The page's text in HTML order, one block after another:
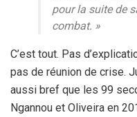
pour la suite de
combat. »
C’est tout. Pas
pas de réunion de crise.
aussi bref que les 99
Ngannou et Oliveira en